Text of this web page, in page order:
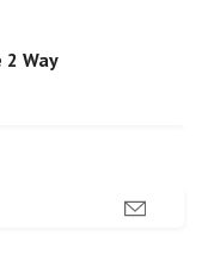
2 Way